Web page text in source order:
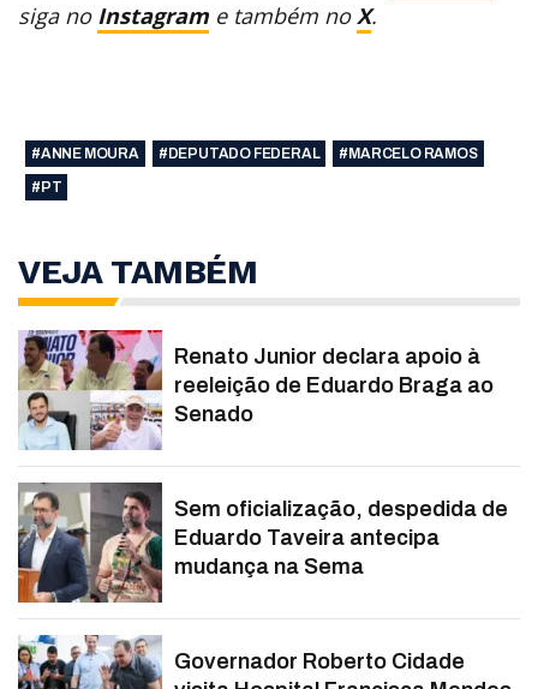
siga no Instagram e também noX.
#ANNE MOURA #DEPUTADO FEDERAL
#MARCELO RAMOS
#PT
VEJA TAMBÉM
Renato Junior declara apoio à
reeleição de Eduardo Braga ao
Senado
Sem oficialização, despedida de
Eduardo Taveira antecipa
mudança na Sema
Governador Roberto Cidade